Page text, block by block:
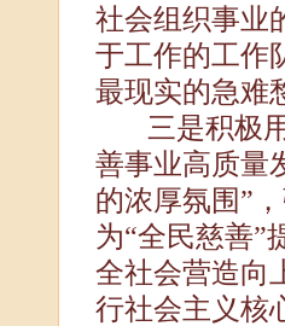
社会组织事业
于工作的工作
最现实的急难
三是积极
善事业高质量
的浓厚氛围”
为“全民慈善”
全社会营造向
行社会主义核